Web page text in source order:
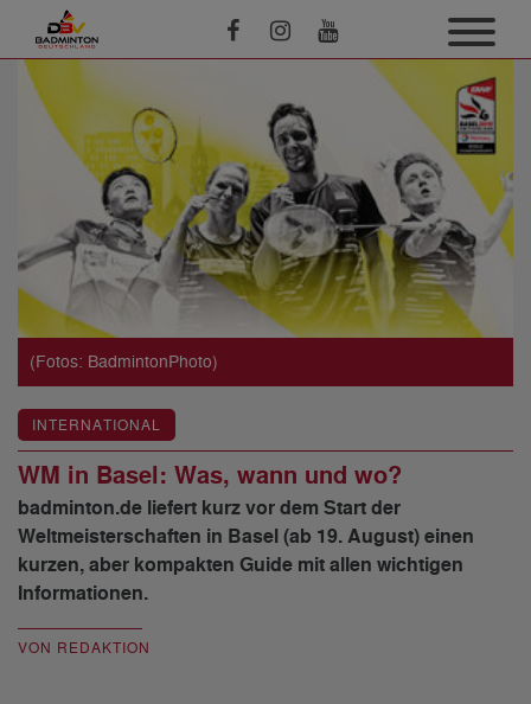
(Fotos: BadmintonPhoto)
INTERNATIONAL
WM in Basel: Was, wann und wo?
badminton.de liefert kurz vor dem Start der
Weltmeisterschaften in Basel (ab 19. August) einen
kurzen, aber kompakten Guide mit allen wichtigen
Informationen.
VON REDAKTION